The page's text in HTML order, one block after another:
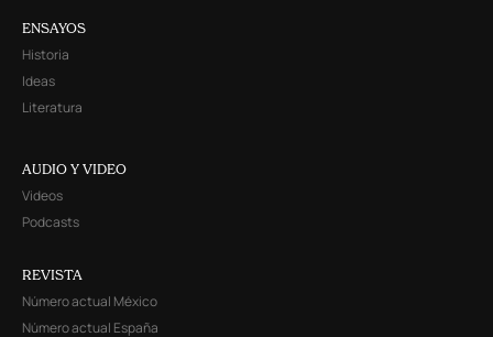
ENSAYOS
Historia
Ideas
Literatura
AUDIO Y VIDEO
Videos
Podcasts
REVISTA
Número actual México
Número actual España